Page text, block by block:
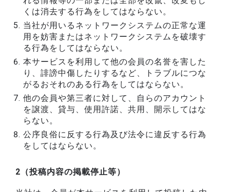
くは消去する行為をしてはならない。
当社が用いるネットワークシステムの正常な運
用を妨害またはネットワークシステムを破壊す
る行為をしてはならない。
本サービスを利用して他の会員の名誉を害した
り、誹謗中傷したりするなど、トラブルにつな
がるおそれのある行為をしてはならない。
他の会員や第三者に対して、自らのアカウント
を譲渡、貸与、使用許諾、共用、開示してはな
らない。
公序良俗に反する行為及び法令に違反する行為
をしてはならない。
2（投稿内容の掲載停止等）